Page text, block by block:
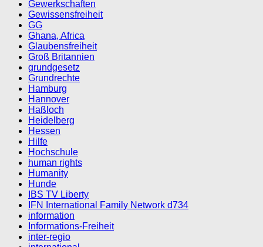
Gewerkschaften
Gewissensfreiheit
GG
Ghana, Africa
Glaubensfreiheit
Groß Britannien
grundgesetz
Grundrechte
Hamburg
Hannover
Haßloch
Heidelberg
Hessen
Hilfe
Hochschule
human rights
Humanity
Hunde
IBS TV Liberty
IFN International Family Network d734
information
Informations-Freiheit
inter-regio